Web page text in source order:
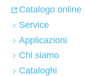
Catalogo online
Service
Applicazioni
Chi siamo
Cataloghi